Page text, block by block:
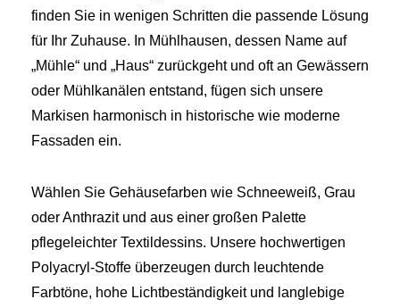
finden Sie in wenigen Schritten die passende Lösung
für Ihr Zuhause. In Mühlhausen, dessen Name auf
„Mühle“ und „Haus“ zurückgeht und oft an Gewässern
oder Mühlkanälen entstand, fügen sich unsere
Markisen harmonisch in historische wie moderne
Fassaden ein.
Wählen Sie Gehäusefarben wie Schneeweiß, Grau
oder Anthrazit und aus einer großen Palette
pflegeleichter Textildessins. Unsere hochwertigen
Polyacryl‑Stoffe überzeugen durch leuchtende
Farbtöne, hohe Lichtbeständigkeit und langlebige